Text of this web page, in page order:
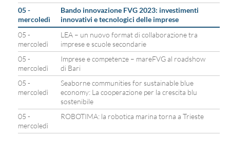
05 -
mercoledì
Bando innovazione FVG 2023: investimenti
innovativi e tecnologici delle imprese
05 -
mercoledì
LEA – un nuovo format di collaborazione tra
imprese e scuole secondarie
05 -
mercoledì
Imprese e competenze – mareFVG al roadshow
di Bari
05 -
mercoledì
Seaborne communities for sustainable blue
economy: La cooperazione per la crescita blu
sostenibile
05 -
mercoledì
ROBOTIMA: la robotica marina torna a Trieste